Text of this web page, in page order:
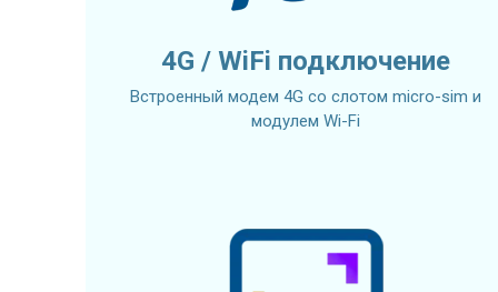
4G / WiFi подключение
Встроенный модем 4G со слотом micro-sim и
модулем Wi-Fi